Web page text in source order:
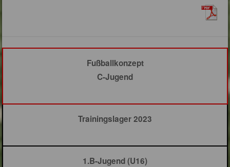
Fußballkonzept
C-Jugend
Trainingslager 2023
1.B-Jugend (U16)